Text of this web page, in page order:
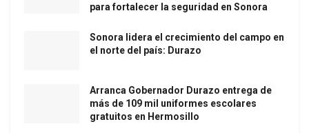
para fortalecer la seguridad en Sonora
Sonora lidera el crecimiento del campo en
el norte del país: Durazo
Arranca Gobernador Durazo entrega de
más de 109 mil uniformes escolares
gratuitos en Hermosillo